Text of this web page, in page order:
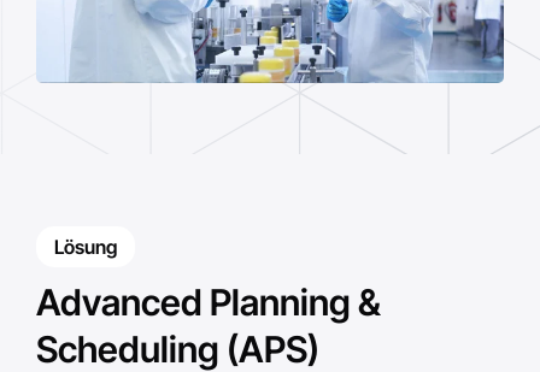
Lösung
Advanced Planning &
Scheduling (APS)